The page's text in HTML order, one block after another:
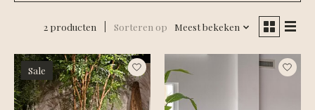
2 producten Sorteren op Meest bekeken
Sale